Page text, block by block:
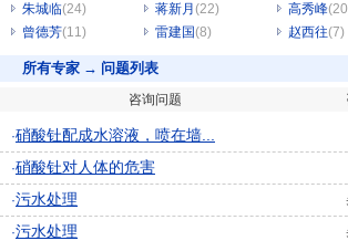
朱城临(24) 蒋新月 (22) 高秀峰
曾德芳(11) 雷建国(8) 赵西往(7)
所有专家 → 问题列表
咨询问题
·硝酸钍配成水溶液，喷在墙...
·硝酸钍对人体的危害
·污水处理
·污水处理